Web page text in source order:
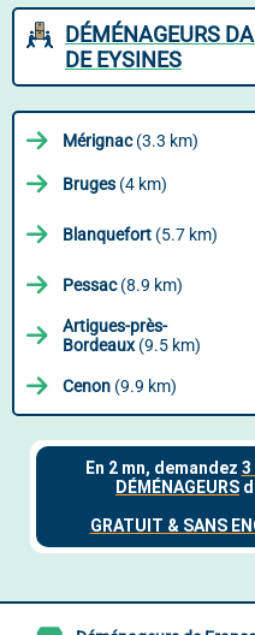
DÉMÉNAGEURS
DE EYSINES
Mérignac(3.3 km)
Bruges (4 km)
Blanquefort (5.7 km)
Pessac(8.9 km)
Artigues-près-
Bordeaux(9.5 km)
Cenon (9.9 km)